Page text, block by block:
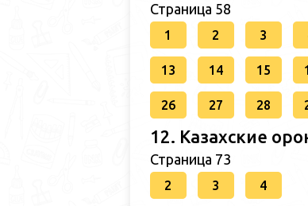
Страница 58
1 2 3
13 14 15
26 27 28
12. Казахские
Страница 73
2 3 4